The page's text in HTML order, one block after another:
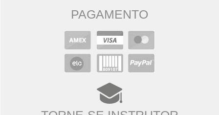
PAGAMENTO